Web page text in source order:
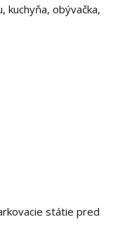
kuchyňa, obývačka,
státie pred